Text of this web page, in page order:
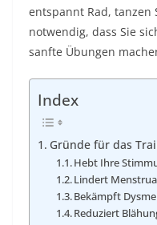
entspannt Rad, tanzen
notwendig, dass Sie
sanfte Übungen
Index
Gründe für das
Hebt Ihre
Lindert
Bekämpft
Reduziert